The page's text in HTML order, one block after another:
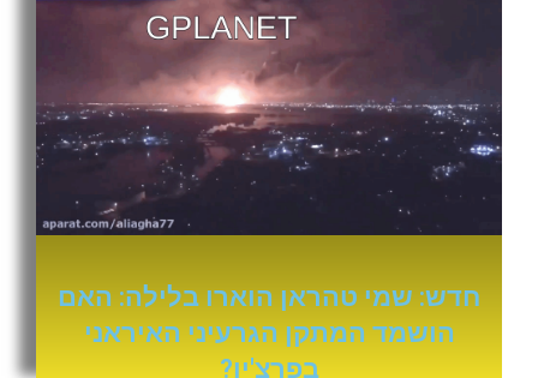
חדש: שמי טהראן הוארו בלילה: האם
הושמד המתקן הגרעיני האיראני
בפרצ'ין?